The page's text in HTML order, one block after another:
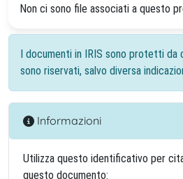
Non ci sono file associati a questo
I documenti in IRIS sono protetti
sono riservati, salvo diversa
Informazioni
Utilizza questo identificativo per
questo documento: